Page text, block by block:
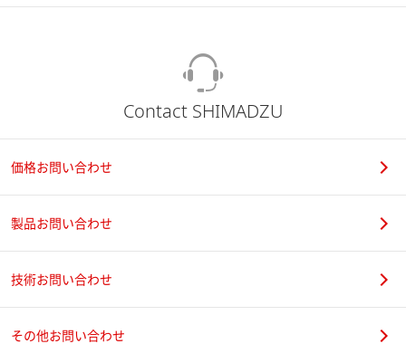
Contact SHIMADZU
価格お問い合わせ
製品お問い合わせ
技術お問い合わせ
その他お問い合わせ